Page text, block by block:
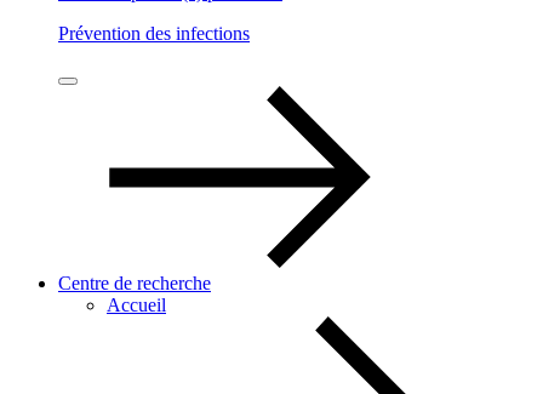
Prévention des infections
Centre de recherche
Accueil